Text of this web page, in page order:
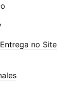
no Site